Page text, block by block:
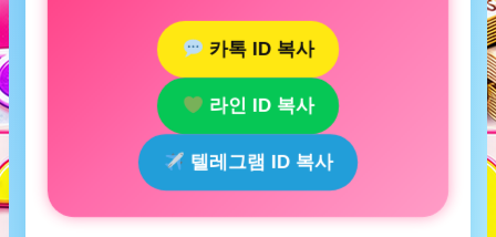
카톡 ID 복사
라인 ID 복사
텔레그램 ID 복사